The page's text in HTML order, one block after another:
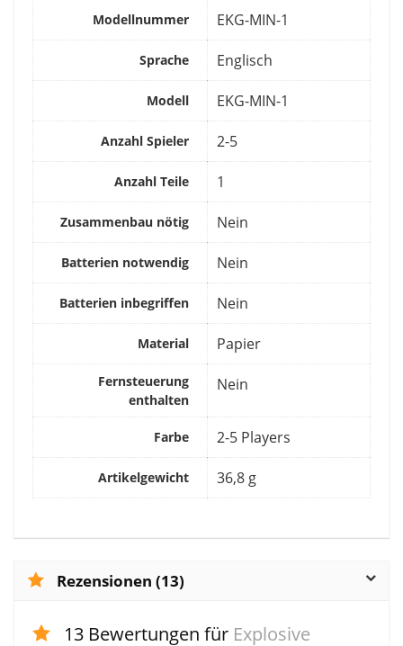
Modellnummer ‎EKG-MIN-1
Sprache ‎Englisch
Modell ‎EKG-MIN-1
Anzahl Spieler ‎2-5
Anzahl Teile ‎1
Zusammenbau nötig ‎Nein
Batterien notwendig ‎Nein
Batterien inbegriffen ‎Nein
Material ‎Papier
Fernsteuerung
enthalten
‎Nein
Farbe ‎2-5 Players
Artikelgewicht ‎36,8 g
Rezensionen (13)
13 Bewertungen für Explosive